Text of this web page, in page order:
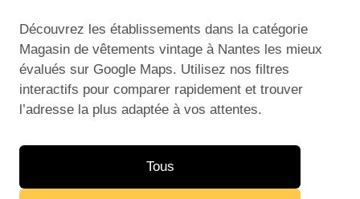
Découvrez les établissements dans la catégorie
Magasin de vêtements vintage à Nantes les mieux
évalués sur Google Maps. Utilisez nos filtres
interactifs pour comparer rapidement et trouver
l’adresse la plus adaptée à vos attentes.
Tous